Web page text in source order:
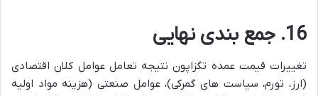
16. جمع بندی نهایی
تغییرات قیمت عمده تگزاپون نتیجه تعامل عوامل کلان اقتصادی
(ارز، تورم، سیاست های گمرکی)، عوامل صنعتی (هزینه مواد اولیه